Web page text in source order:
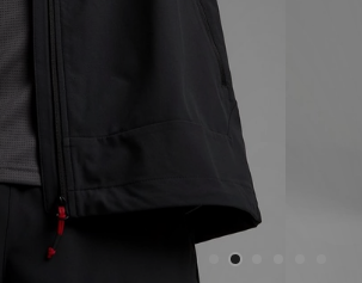
Service client
Nos Magasins
Télécharge l'Appli